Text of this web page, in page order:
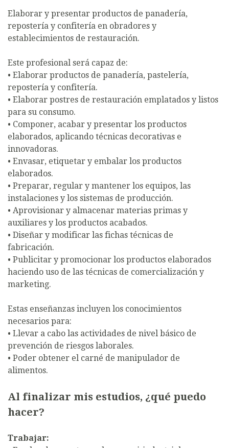
Elaborar y presentar productos de panadería,
repostería y confitería en obradores y
establecimientos de restauración.
Este profesional será capaz de:
• Elaborar productos de panadería, pastelería,
repostería y confitería.
• Elaborar postres de restauración emplatados y listos
para su consumo.
• Componer, acabar y presentar los productos
elaborados, aplicando técnicas decorativas e
innovadoras.
• Envasar, etiquetar y embalar los productos
elaborados.
• Preparar, regular y mantener los equipos, las
instalaciones y los sistemas de producción.
• Aprovisionar y almacenar materias primas y
auxiliares y los productos acabados.
• Diseñar y modificar las fichas técnicas de
fabricación.
• Publicitar y promocionar los productos elaborados
haciendo uso de las técnicas de comercialización y
marketing.
Estas enseñanzas incluyen los conocimientos
necesarios para:
• Llevar a cabo las actividades de nivel básico de
prevención de riesgos laborales.
• Poder obtener el carné de manipulador de
alimentos.
Al finalizar mis estudios, ¿qué puedo
hacer?
Trabajar: